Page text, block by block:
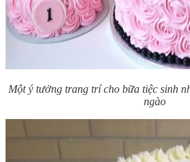
Một ý tưởng trang trí cho bữa tiệc sinh
ngào